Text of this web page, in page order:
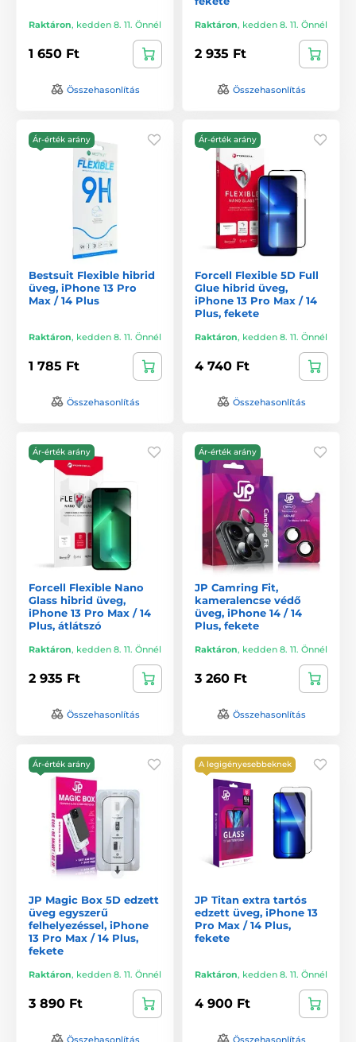
Raktáron, kedden 8. 11. Önnél
1 650 Ft
Összehasonlítás
Raktáron, kedden 8. 11. Önnél
2 935 Ft
Összehasonlítás
Ár-érték arány
Bestsuit Flexible hibrid
üveg, iPhone 13 Pro
Max / 14 Plus
Raktáron, kedden 8. 11. Önnél
1 785 Ft
Összehasonlítás
Ár-érték arány
Forcell Flexible 5D Full
Glue hibrid üveg,
iPhone 13 Pro Max / 14
Plus, fekete
Raktáron, kedden 8. 11. Önnél
4 740 Ft
Összehasonlítás
Ár-érték arány
Forcell Flexible Nano
Glass hibrid üveg,
iPhone 13 Pro Max / 14
Plus, átlátszó
Raktáron, kedden 8. 11. Önnél
2 935 Ft
Összehasonlítás
Ár-érték arány
JP Camring Fit,
kameralencse védő
üveg, iPhone 14 / 14
Plus, fekete
Raktáron, kedden 8. 11. Önnél
3 260 Ft
Összehasonlítás
Ár-érték arány
JP Magic Box 5D edzett
üveg egyszerű
felhelyezéssel, iPhone
13 Pro Max / 14 Plus,
fekete
Raktáron, kedden 8. 11. Önnél
3 890 Ft
Összehasonlítás
A legigényesebbeknek
JP Titan extra tartós
edzett üveg, iPhone 13
Pro Max / 14 Plus,
fekete
Raktáron, kedden 8. 11. Önnél
4 900 Ft
Összehasonlítás